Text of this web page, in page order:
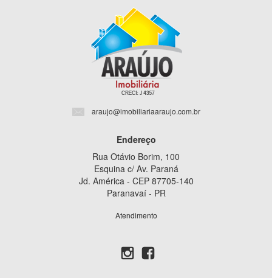
araujo@imobiliariaaraujo.com.br
Endereço
Rua Otávio Borim, 100
Esquina c/ Av. Paraná
Jd. América - CEP 87705-140
Paranavaí - PR
Atendimento